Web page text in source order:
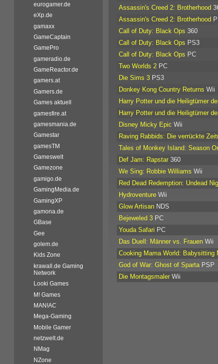
Assassin's Creed 2: Brotherhood
Assassin's Creed 2: Brotherhood
Call of Duty: Black Ops 360
Call of Duty: Black Ops PS3
Call of Duty: Black Ops PC
Two Worlds 2PC
Die Sims 3PS3
Donkey Kong Country Returns Wii
Harry Potter und die Heiligtümer
Harry Potter und die Heiligtümer
Disney Micky Epic Wii
Raving Rabbids: Die verrückte
Tales of Monkey Island: Season
Def Jam: Rapstar360
We Sing: Robbie Williams Wii
Red Dead Redemption: Undead
HydroventureWii
Glow ArtisanNDS
Bejeweled 3PC
Youda Safari PC
Das Duell: Männer vs. FrauenWii
Cooking Mama World: Babysitting
God of War: Ghost of SpartaPSP
Die MontagsmalerWii
eurogamer.de
eXp.de
gamaxx
GameCaptain
GamePro
gameradio.de
GameReactor.de
gamers.at
Gamers.de
Games aktuell
gamesfire.at
gamesmania.de
Gamestar
gamesTM
Gameswelt
Gamezone
gamigo.de
GamingMedia.de
GamingXP
gamona.de
GBase
Gee
golem.de
Kids Zone
krawall.de Gaming
Network
Looki Games
M! Games
MAN!AC
Mega-Gaming
Mobile Gamer
netzwelt.de
NMag
NZone